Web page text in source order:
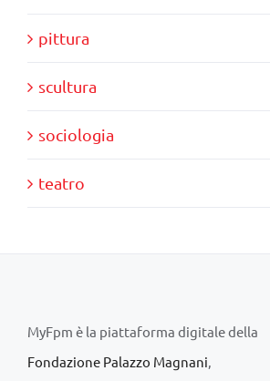
pittura
scultura
sociologia
teatro
MyFpm è la piattaforma digitale della
Fondazione Palazzo Magnani,